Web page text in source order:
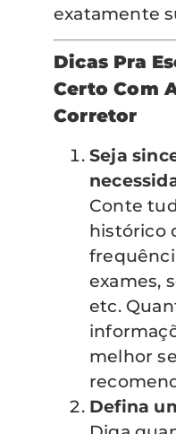
exatamente
Dicas Pra
Certo Com
Corretor
Seja
Conte
histórico
exames,
etc.
melhor
Defina